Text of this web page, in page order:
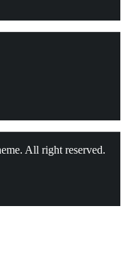
All right reserved.